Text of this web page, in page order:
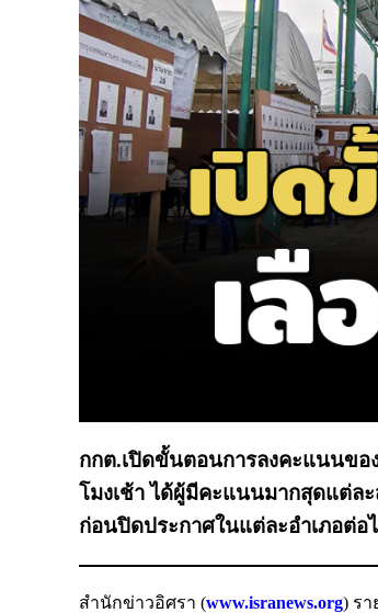
กกต.เปิดขั้นตอนการลงคะแนนขอ
โมงเช้า ได้ผู้มีคะแนนมากสุดแต่ล
ก่อนปิดประกาศในแต่ละอำเภอต่อ
สำนักข่าวอิศรา (www.isranews.org) ร